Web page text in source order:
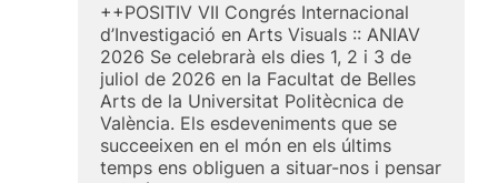
++POSITIV VII Congrés Internacional
d’Investigació en Arts Visuals :: ANIAV
2026 Se celebrarà els dies 1, 2 i 3 de
juliol de 2026 en la Facultat de Belles
Arts de la Universitat Politècnica de
València. Els esdeveniments que se
succeeixen en el món en els últims
temps ens obliguen a situar-nos i pensar